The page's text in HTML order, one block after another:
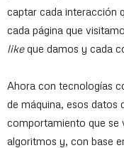
captar cada interacción
cada página que
likeque damos y cada
Ahora con tecnologías
de máquina, esos datos
comportamiento que se
algoritmos y, con base